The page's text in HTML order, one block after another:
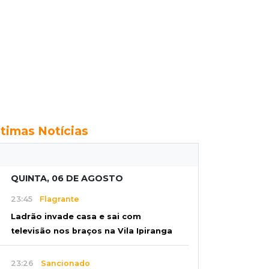
Notícias
QUINTA, 06 DE AGOSTO
23:45 Flagrante
Ladrão invade casa e sai com
televisão nos braços na Vila Ipiranga
23:26 Sancionado